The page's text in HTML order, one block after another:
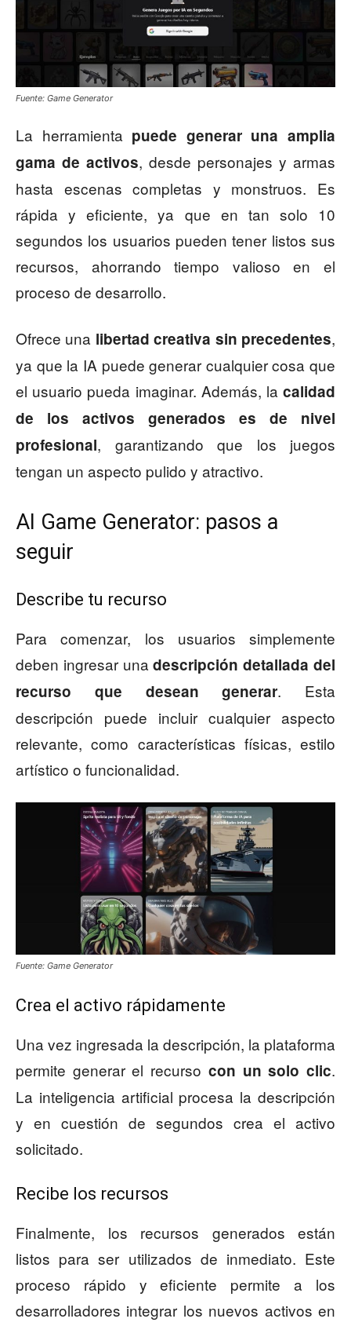
Fuente: Game Generator
La herramienta puede generar una amplia
gama de activos, desde personajes y armas
hasta escenas completas y monstruos. Es
rápida y eficiente, ya que en tan solo 10
segundos los usuarios pueden tener listos sus
recursos, ahorrando tiempo valioso en el
proceso de desarrollo.
Ofrece una libertad creativa sin precedentes,
ya que la IA puede generar cualquier cosa que
el usuario pueda imaginar. Además, la calidad
de los activos generados es de nivel
profesional, garantizando que los juegos
tengan un aspecto pulido y atractivo.
AI Game Generator: pasos a
seguir
Describe tu recurso
Para comenzar, los usuarios simplemente
deben ingresar unadescripción detallada del
recurso que desean generar. Esta
descripción puede incluir cualquier aspecto
relevante, como características físicas, estilo
artístico o funcionalidad.
Fuente: Game Generator
Crea el activo rápidamente
Una vez ingresada la descripción, la plataforma
permite generar el recurso con un solo clic.
La inteligencia artificial procesa la descripción
y en cuestión de segundos crea el activo
solicitado.
Recibe los recursos
Finalmente, los recursos generados están
listos para ser utilizados de inmediato. Este
proceso rápido y eficiente permite a los
desarrolladores integrar los nuevos activos en